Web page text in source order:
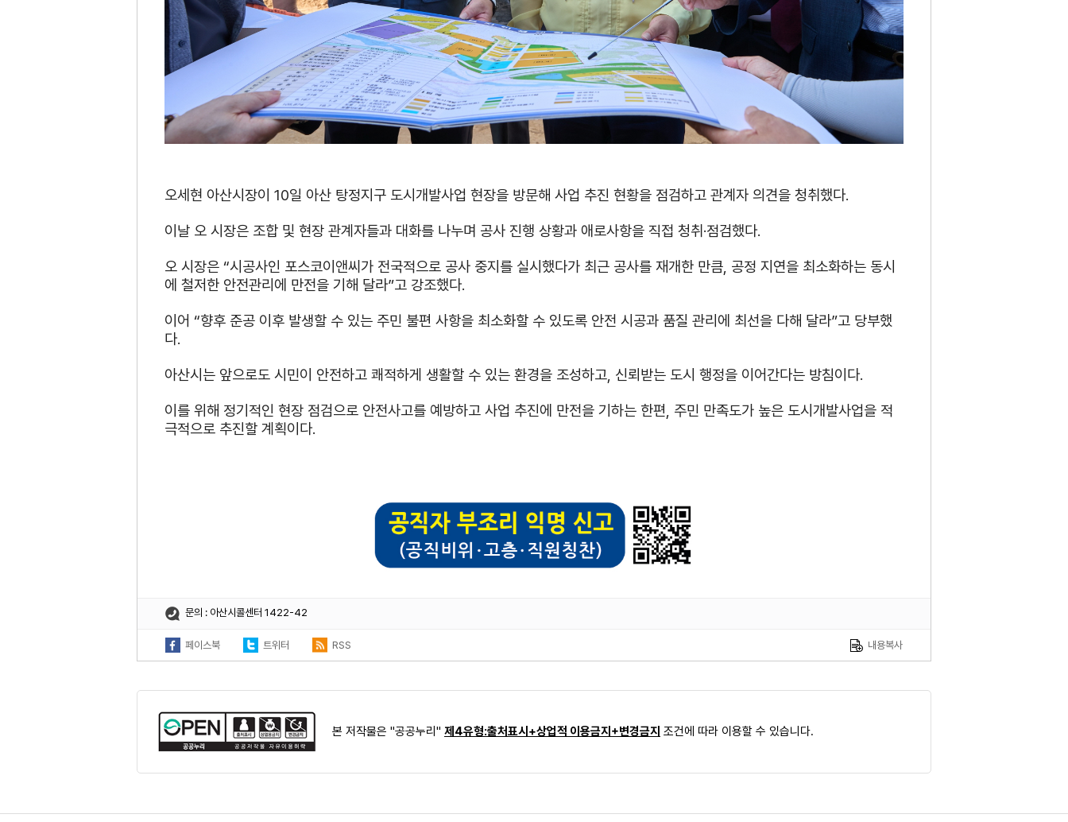
오세현 아산시장이 10일 아산 탕정지구 도시개발사업 현장을 방문해 사업 추진 현황을 점검하고 관계자 의견을 청취했다.
이날 오 시장은 조합 및 현장 관계자들과 대화를 나누며 공사 진행 상황과 애로사항을 직접 청취·점검했다.
오 시장은 “시공사인 포스코이앤씨가 전국적으로 공사 중지를 실시했다가 최근 공사를 재개한 만큼, 공정 지연을 최소화하는 동시
에 철저한 안전관리에 만전을 기해 달라”고 강조했다.
이어 “향후 준공 이후 발생할 수 있는 주민 불편 사항을 최소화할 수 있도록 안전 시공과 품질 관리에 최선을 다해 달라”고 당부했
다.
아산시는 앞으로도 시민이 안전하고 쾌적하게 생활할 수 있는 환경을 조성하고, 신뢰받는 도시 행정을 이어간다는 방침이다.
이를 위해 정기적인 현장 점검으로 안전사고를 예방하고 사업 추진에 만전을 기하는 한편, 주민 만족도가 높은 도시개발사업을 적
극적으로 추진할 계획이다.
문의 : 아산시콜센터 1422-42
페이스북 트위터 RSS 내용복사
본 저작물은 "공공누리" 제4유형:출처표시+상업적 이용금지+변경금지 조건에 따라 이용할 수 있습니다.